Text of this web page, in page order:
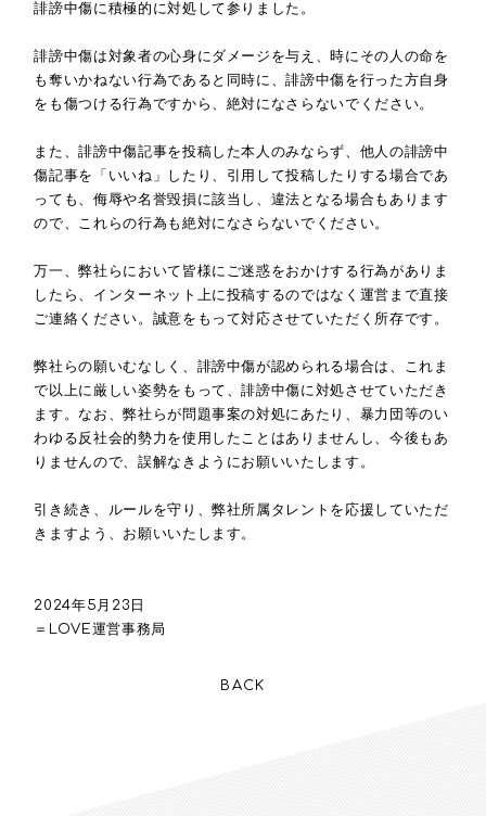
誹謗中傷に積極的に対処して参りました。
誹謗中傷は対象者の心身にダメージを与え、時にその人の命を
も奪いかねない行為であると同時に、誹謗中傷を行った方自身
をも傷つける行為ですから、絶対になさらないでください。
また、誹謗中傷記事を投稿した本人のみならず、他人の誹謗中
傷記事を「いいね」したり、引用して投稿したりする場合であ
っても、侮辱や名誉毀損に該当し、違法となる場合もあります
ので、これらの行為も絶対になさらないでください。
万一、弊社らにおいて皆様にご迷惑をおかけする行為がありま
したら、インターネット上に投稿するのではなく運営まで直接
ご連絡ください。誠意をもって対応させていただく所存です。
弊社らの願いむなしく、誹謗中傷が認められる場合は、これま
で以上に厳しい姿勢をもって、誹謗中傷に対処させていただき
ます。なお、弊社らが問題事案の対処にあたり、暴力団等のい
わゆる反社会的勢力を使用したことはありませんし、今後もあ
りませんので、誤解なきようにお願いいたします。
引き続き、ルールを守り、弊社所属タレントを応援していただ
きますよう、お願いいたします。
2024年5月23日
＝LOVE運営事務局
BACK